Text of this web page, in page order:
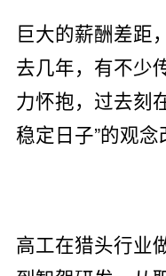
巨大的薪酬差距
去几年，有不少
力怀抱，过去刻
稳定日子”的观念
高工在猎头行业